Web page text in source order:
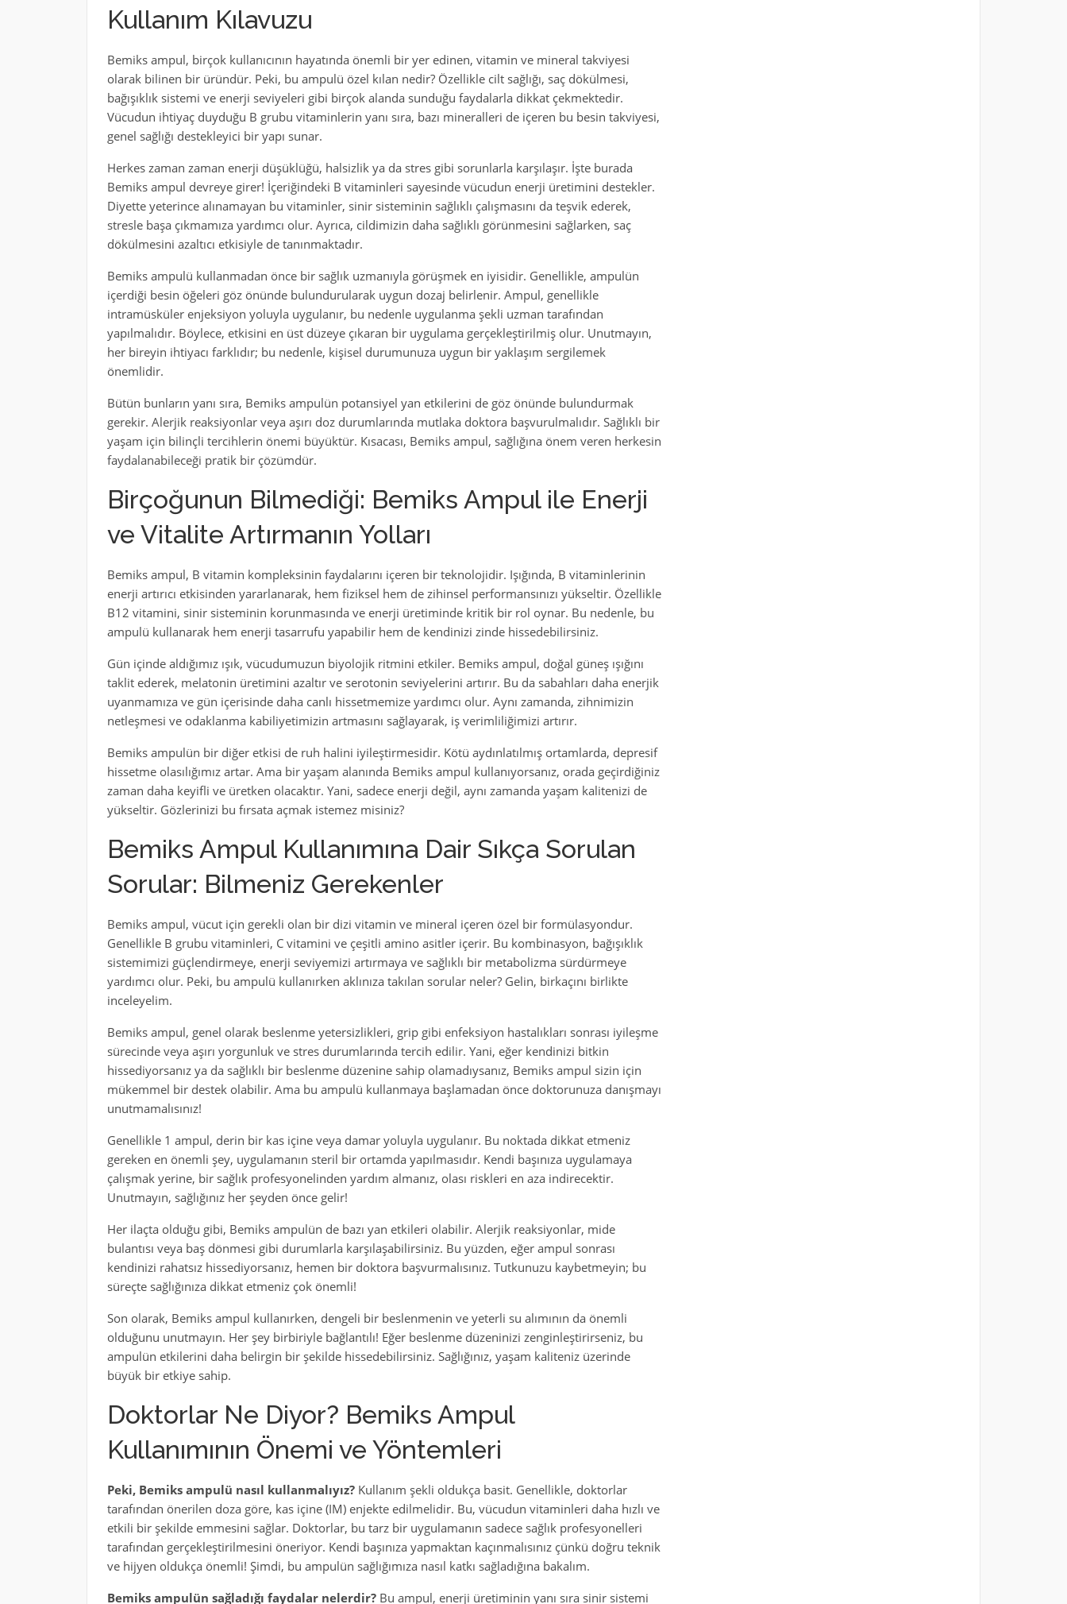
Kullanım Kılavuzu
Bemiks ampul, birçok kullanıcının hayatında önemli bir yer edinen, vitamin ve mineral takviyesi
olarak bilinen bir üründür. Peki, bu ampulü özel kılan nedir? Özellikle cilt sağlığı, saç dökülmesi,
bağışıklık sistemi ve enerji seviyeleri gibi birçok alanda sunduğu faydalarla dikkat çekmektedir.
Vücudun ihtiyaç duyduğu B grubu vitaminlerin yanı sıra, bazı mineralleri de içeren bu besin takviyesi,
genel sağlığı destekleyici bir yapı sunar.
Herkes zaman zaman enerji düşüklüğü, halsizlik ya da stres gibi sorunlarla karşılaşır. İşte burada
Bemiks ampul devreye girer! İçeriğindeki B vitaminleri sayesinde vücudun enerji üretimini destekler.
Diyette yeterince alınamayan bu vitaminler, sinir sisteminin sağlıklı çalışmasını da teşvik ederek,
stresle başa çıkmamıza yardımcı olur. Ayrıca, cildimizin daha sağlıklı görünmesini sağlarken, saç
dökülmesini azaltıcı etkisiyle de tanınmaktadır.
Bemiks ampulü kullanmadan önce bir sağlık uzmanıyla görüşmek en iyisidir. Genellikle, ampulün
içerdiği besin öğeleri göz önünde bulundurularak uygun dozaj belirlenir. Ampul, genellikle
intramüsküler enjeksiyon yoluyla uygulanır, bu nedenle uygulanma şekli uzman tarafından
yapılmalıdır. Böylece, etkisini en üst düzeye çıkaran bir uygulama gerçekleştirilmiş olur. Unutmayın,
her bireyin ihtiyacı farklıdır; bu nedenle, kişisel durumunuza uygun bir yaklaşım sergilemek
önemlidir.
Bütün bunların yanı sıra, Bemiks ampulün potansiyel yan etkilerini de göz önünde bulundurmak
gerekir. Alerjik reaksiyonlar veya aşırı doz durumlarında mutlaka doktora başvurulmalıdır. Sağlıklı bir
yaşam için bilinçli tercihlerin önemi büyüktür. Kısacası, Bemiks ampul, sağlığına önem veren herkesin
faydalanabileceği pratik bir çözümdür.
Birçoğunun Bilmediği: Bemiks Ampul ile Enerji
ve Vitalite Artırmanın Yolları
Bemiks ampul, B vitamin kompleksinin faydalarını içeren bir teknolojidir. Işığında, B vitaminlerinin
enerji artırıcı etkisinden yararlanarak, hem fiziksel hem de zihinsel performansınızı yükseltir. Özellikle
B12 vitamini, sinir sisteminin korunmasında ve enerji üretiminde kritik bir rol oynar. Bu nedenle, bu
ampulü kullanarak hem enerji tasarrufu yapabilir hem de kendinizi zinde hissedebilirsiniz.
Gün içinde aldığımız ışık, vücudumuzun biyolojik ritmini etkiler. Bemiks ampul, doğal güneş ışığını
taklit ederek, melatonin üretimini azaltır ve serotonin seviyelerini artırır. Bu da sabahları daha enerjik
uyanmamıza ve gün içerisinde daha canlı hissetmemize yardımcı olur. Aynı zamanda, zihnimizin
netleşmesi ve odaklanma kabiliyetimizin artmasını sağlayarak, iş verimliliğimizi artırır.
Bemiks ampulün bir diğer etkisi de ruh halini iyileştirmesidir. Kötü aydınlatılmış ortamlarda, depresif
hissetme olasılığımız artar. Ama bir yaşam alanında Bemiks ampul kullanıyorsanız, orada geçirdiğiniz
zaman daha keyifli ve üretken olacaktır. Yani, sadece enerji değil, aynı zamanda yaşam kalitenizi de
yükseltir. Gözlerinizi bu fırsata açmak istemez misiniz?
Bemiks Ampul Kullanımına Dair Sıkça Sorulan
Sorular: Bilmeniz Gerekenler
Bemiks ampul, vücut için gerekli olan bir dizi vitamin ve mineral içeren özel bir formülasyondur.
Genellikle B grubu vitaminleri, C vitamini ve çeşitli amino asitler içerir. Bu kombinasyon, bağışıklık
sistemimizi güçlendirmeye, enerji seviyemizi artırmaya ve sağlıklı bir metabolizma sürdürmeye
yardımcı olur. Peki, bu ampulü kullanırken aklınıza takılan sorular neler? Gelin, birkaçını birlikte
inceleyelim.
Bemiks ampul, genel olarak beslenme yetersizlikleri, grip gibi enfeksiyon hastalıkları sonrası iyileşme
sürecinde veya aşırı yorgunluk ve stres durumlarında tercih edilir. Yani, eğer kendinizi bitkin
hissediyorsanız ya da sağlıklı bir beslenme düzenine sahip olamadıysanız, Bemiks ampul sizin için
mükemmel bir destek olabilir. Ama bu ampulü kullanmaya başlamadan önce doktorunuza danışmayı
unutmamalısınız!
Genellikle 1 ampul, derin bir kas içine veya damar yoluyla uygulanır. Bu noktada dikkat etmeniz
gereken en önemli şey, uygulamanın steril bir ortamda yapılmasıdır. Kendi başınıza uygulamaya
çalışmak yerine, bir sağlık profesyonelinden yardım almanız, olası riskleri en aza indirecektir.
Unutmayın, sağlığınız her şeyden önce gelir!
Her ilaçta olduğu gibi, Bemiks ampulün de bazı yan etkileri olabilir. Alerjik reaksiyonlar, mide
bulantısı veya baş dönmesi gibi durumlarla karşılaşabilirsiniz. Bu yüzden, eğer ampul sonrası
kendinizi rahatsız hissediyorsanız, hemen bir doktora başvurmalısınız. Tutkunuzu kaybetmeyin; bu
süreçte sağlığınıza dikkat etmeniz çok önemli!
Son olarak, Bemiks ampul kullanırken, dengeli bir beslenmenin ve yeterli su alımının da önemli
olduğunu unutmayın. Her şey birbiriyle bağlantılı! Eğer beslenme düzeninizi zenginleştirirseniz, bu
ampulün etkilerini daha belirgin bir şekilde hissedebilirsiniz. Sağlığınız, yaşam kaliteniz üzerinde
büyük bir etkiye sahip.
Doktorlar Ne Diyor? Bemiks Ampul
Kullanımının Önemi ve Yöntemleri
Peki, Bemiks ampulü nasıl kullanmalıyız?Kullanım şekli oldukça basit. Genellikle, doktorlar
tarafından önerilen doza göre, kas içine (IM) enjekte edilmelidir. Bu, vücudun vitaminleri daha hızlı ve
etkili bir şekilde emmesini sağlar. Doktorlar, bu tarz bir uygulamanın sadece sağlık profesyonelleri
tarafından gerçekleştirilmesini öneriyor. Kendi başınıza yapmaktan kaçınmalısınız çünkü doğru teknik
ve hijyen oldukça önemli! Şimdi, bu ampulün sağlığımıza nasıl katkı sağladığına bakalım.
Bemiks ampulün sağladığı faydalar nelerdir?Bu ampul, enerji üretiminin yanı sıra sinir sistemi